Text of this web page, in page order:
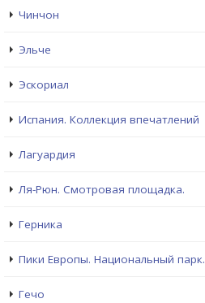
Чинчон
Эльче
Эскориал
Испания. Коллекция впечатлений
Лагуардия
Ля-Рюн. Смотровая площадка.
Герника
Пики Европы. Национальный парк.
Гечо